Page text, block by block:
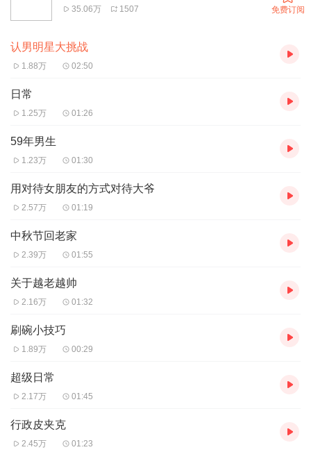
35.06万 1507 免费订阅
认男明星大挑战
1.88万 02:50
日常
1.25万 01:26
59年男生
1.23万 01:30
用对待女朋友的方式对待大爷
2.57万 01:19
中秋节回老家
2.39万 01:55
关于越老越帅
2.16万 01:32
刷碗小技巧
1.89万 00:29
超级日常
2.17万 01:45
行政皮夹克
2.45万 01:23